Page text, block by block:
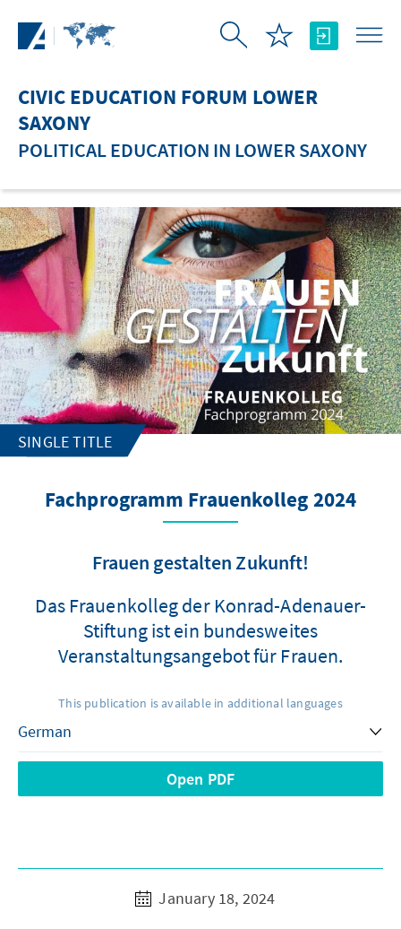
CIVIC EDUCATION FORUM LOWER
SAXONY
POLITICAL EDUCATION IN LOWER SAXONY
SINGLE TITLE
Fachprogramm Frauenkolleg 2024
Frauen gestalten Zukunft!
Das Frauenkolleg der Konrad-Adenauer-
Stiftung ist ein bundesweites
Veranstaltungsangebot für Frauen.
This publication is available in additional languages
Open PDF
January 18, 2024